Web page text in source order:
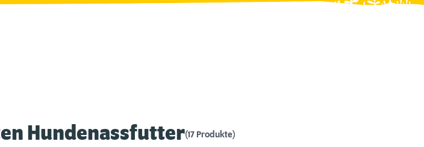
Hundenassfutter(17 Produkte)